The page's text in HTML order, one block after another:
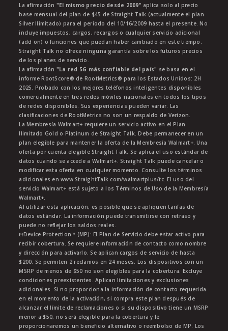
La afirmación "El mismo precio desde 2009" aplica solo al precio
base mensual del plan de $45 de Straight Talk (actualmente el plan
Silver Ilimitado) para el periodo del 10/16/2009 hasta el presente. No
incluye impuestos, cargos, recargos o cualquier servicio adicional
(add on) o funciones que puedan haber cambiado en este tiempo.
Straight Talk no ofrece ninguna garantía sobre los futuros precios
de los planes de servicio.
La afirmación "La red 5G más confiable del país" se basa en el
informe RootScore® de RootMetrics® para los Estados Unidos: 2H
2025. Probado con los mejores teléfonos inteligentes disponibles
comercialmente en tres redes móviles nacionales en todos los tipos
de redes disponibles. Sus experiencias pueden variar. Las
clasificaciones de RootMetrics no son un respaldo de Verizon.
La Membresía Walmart+ requiere un servicio activo en el Plan
Ilimitado Gold o Platinum de Straight Talk. Debe permanecer en un
plan elegible para mantener la oferta de la Membresía Walmart+. Una
oferta por cuenta elegible Straight Talk. Se aplica el uso estándar de
datos cuando se accede a Walmart+. Straight Talk puede cancelar o
modificar esta oferta en cualquier momento. Consulte los términos
adicionales en www.StraightTalk.com/walmartplus/tc. El uso del
servicio Walmart+ está sujeto a los Términos de Uso de la Membresía
Walmart+.
Al utilizar esta aplicación, es posible que se apliquen tarifas de
datos estándar. La información puede transmitirse con retraso y
puede no reflejar los saldos reales.
ŧŧDevice Protection™ (MP): El Plan de Servicio debe estar activo para
recibir cobertura. Se requiere información de contacto como nombre
y dirección para activarlo. Se aplican cargos de servicio de hasta
$200. Se permiten 2 reclamos en 24 meses. Los dispositivos con un
MSRP de menos de $50 no son elegibles para la cobertura. Excluye
condiciones preexistentes. Aplican limitaciones y exclusiones
adicionales. Si no proporciona la información de contacto requerida
en el momento de la activación, si compra este plan después de
alcanzar el límite de reclamaciones o si su dispositivo tiene un MSRP
menor a $50, no será elegible para la cobertura y le
proporcionaremos un beneficio alternativo o reembolso de MP. Los